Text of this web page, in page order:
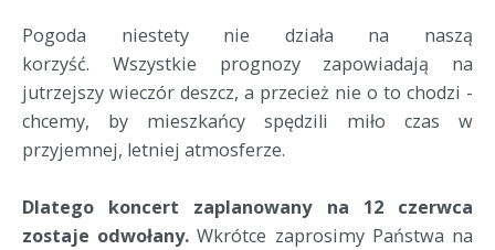
Pogoda niestety nie działa na naszą
korzyść. Wszystkie prognozy zapowiadają na
jutrzejszy wieczór deszcz, a przecież nie o to chodzi -
chcemy, by mieszkańcy spędzili miło czas w
przyjemnej, letniej atmosferze.
Dlatego koncert zaplanowany na 12 czerwca
zostaje odwołany.Wkrótce zaprosimy Państwa na